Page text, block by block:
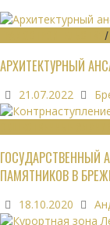
/
АРХИТЕКТУРНЫЙ
21.07.2022
ГОСУДАРСТВЕННЫЙ
ПАМЯТНИКОВ В
18.10.2020